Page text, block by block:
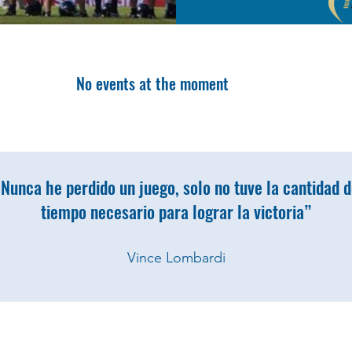
No events at the moment
he perdido un juego, solo no tuve la cantidad
tiempo necesario para lograr la victoria”
Vince Lombardi